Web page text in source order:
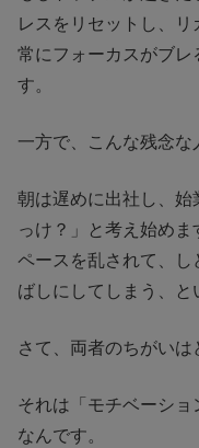
レスをリセットし、リ
常にフォーカスがブ
す。
一方で、こんな残念な
朝は遅めに出社し、
っけ？」と考え始めま
ペースを乱されて、
ばしにしてしまう、と
さて、両者のちがい
それは「モチベーショ
なんです。